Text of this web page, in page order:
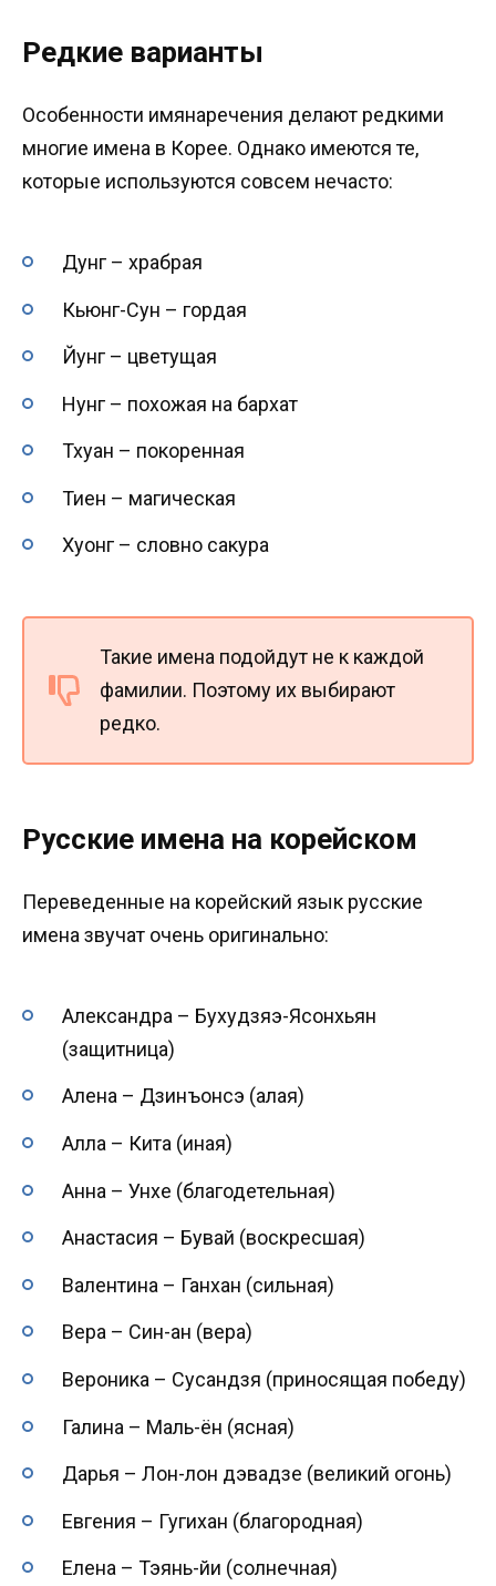
Редкие варианты
Особенности имянаречения делают редкими
многие имена в Корее. Однако имеются те,
которые используются совсем нечасто:
Дунг – храбрая
Кьюнг-Сун – гордая
Йунг – цветущая
Нунг – похожая на бархат
Тхуан – покоренная
Тиен – магическая
Хуонг – словно сакура
Такие имена подойдут не к каждой
фамилии. Поэтому их выбирают
редко.
Русские имена на корейском
Переведенные на корейский язык русские
имена звучат очень оригинально:
Александра – Бухудзяэ-Ясонхьян
(защитница)
Алена – Дзинъонсэ (алая)
Алла – Кита (иная)
Анна – Унхе (благодетельная)
Анастасия – Бувай (воскресшая)
Валентина – Ганхан (сильная)
Вера – Син-ан (вера)
Вероника – Сусандзя (приносящая победу)
Галина – Маль-ён (ясная)
Дарья – Лон-лон дэвадзе (великий огонь)
Евгения – Гугихан (благородная)
Елена – Тэянь-йи (солнечная)